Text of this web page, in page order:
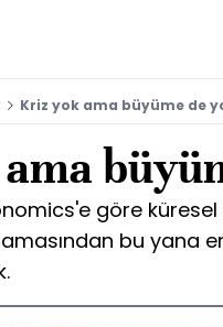
Kriz yok ama büyüme de
göre
bu yana